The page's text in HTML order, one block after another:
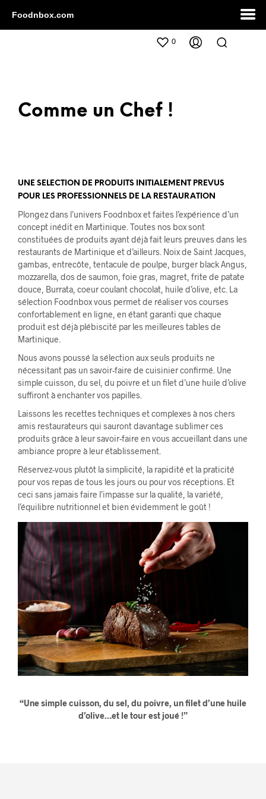
0
Comme un Chef !
UNE SELECTION DE PRODUITS INITIALEMENT PREVUS
POUR LES PROFESSIONNELS DE LA RESTAURATION
Plongez dans l’univers Foodnbox et faites l’expérience d’un
concept inédit en Martinique. Toutes nos box sont
constituées de produits ayant déjà fait leurs preuves dans les
restaurants de Martinique et d’ailleurs. Noix de Saint Jacques,
gambas, entrecôte, tentacule de poulpe, burger black Angus,
mozzarella, dos de saumon, foie gras, magret, frite de patate
douce, Burrata, coeur coulant chocolat, huile d’olive, etc. La
sélection Foodnbox vous permet de réaliser vos courses
confortablement en ligne, en étant garanti que chaque
produit est déjà plébiscité par les meilleures tables de
Martinique.
Nous avons poussé la sélection aux seuls produits ne
nécessitant pas un savoir-faire de cuisinier confirmé. Une
simple cuisson, du sel, du poivre et un filet d’une huile d’olive
suffiront à enchanter vos papilles.
Laissons les recettes techniques et complexes à nos chers
amis restaurateurs qui sauront davantage sublimer ces
produits grâce à leursavoir-faire en vous accueillant dans une
ambiance propre à leur établissement
Réservez-vous plutôt la simplicité, la rapidité et la praticité
pour vos repas de tous les jours ou pour vos réceptions. Et
ceci sans jamais faire l’impasse sur la qualité, la variété,
l’équilibre nutritionnel et bien évidemment le goût !
“Une simple cuisson, du sel, du poivre, un filet d’une huile
d’olive…et le tour est joué !”
Foodnbox.com